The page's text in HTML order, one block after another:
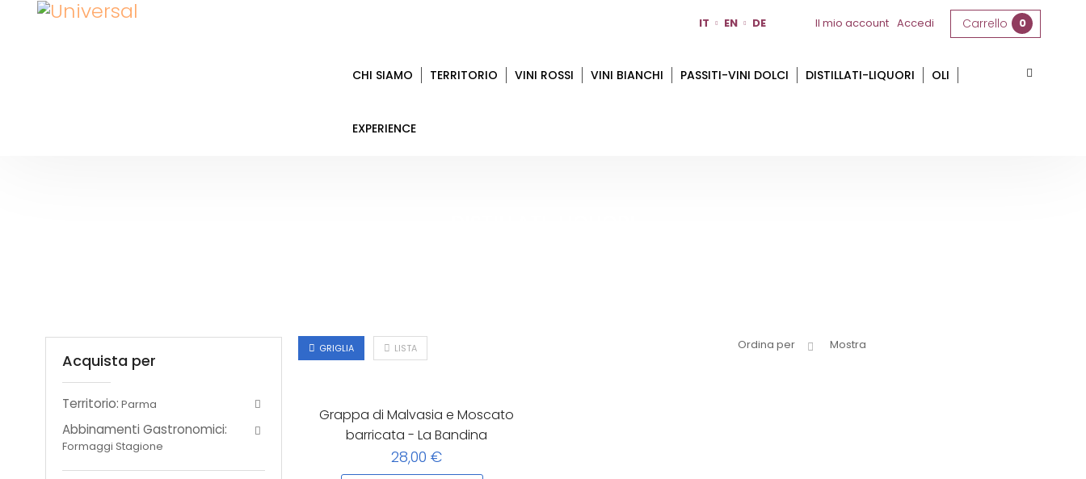
Il mio account Accedi Carrello 0
IT EN DE
CHI SIAMO TERRITORIO VINI ROSSI VINI BIANCHI PASSITI-VINI DOLCI DISTILLATI-LIQUORI OLI
EXPERIENCE
GRIGLIA LISTA Mostra
Ordina per
Grappa di Malvasia e Moscato
barricata - La Bandina
28,00 €
Acquista per
Territorio: Parma
Abbinamenti Gastronomici:
Formaggi Stagione